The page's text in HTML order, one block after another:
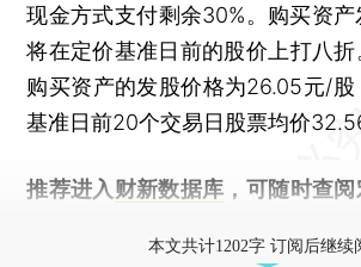
现金方式支付剩余30%。购买资
将在定价基准日前的股价上打八
购买资产的发股价格为26.05元/
基准日前20个交易日股票均价
推荐进入 财新数据库 ，可随时查
本文共计1202字 订阅后继续